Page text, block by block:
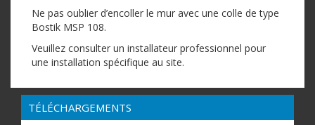
Ne pas oublier d’encoller le mur avec une colle de type
Bostik MSP 108.
Veuillez consulter un installateur professionnel pour
une installation spécifique au site.
TÉLÉCHARGEMENTS